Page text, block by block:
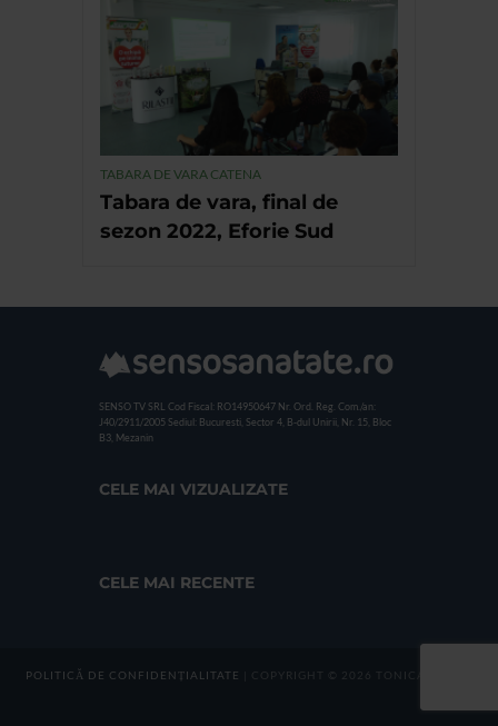
TABARA DE VARA CATENA
Tabara de vara, final de
sezon 2022, Eforie Sud
SENSO TV SRL Cod Fiscal: RO14950647 Nr. Ord. Reg. Com./an:
J40/2911/2005 Sediul: Bucuresti, Sector 4, B-dul Unirii, Nr. 15, Bloc
B3, Mezanin
CELE MAI VIZUALIZATE
CELE MAI RECENTE
POLITICĂ DE CONFIDENȚIALITATE | COPYRIGHT © 2026 TONICA GROUP